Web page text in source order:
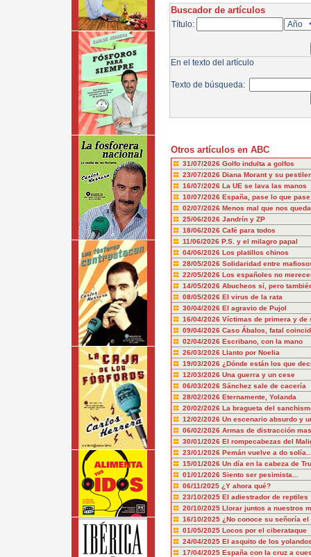
Buscador de artículos
Título:
En el texto del artículo
Texto de búsqueda:
Otros artículos en ABC
31/07/2026 Golfo indulta a golfos
23/07/2026 Diana Morant y su
16/07/2026 La UE se lava las manos
10/07/2026 España, pase lo que pase
02/07/2026 Menos mal que nos
25/06/2026 Jandrín y ZP
18/06/2026 Café para todos
11/06/2026 P.S. y el milagro papal
04/06/2026 Los platillos chinos
28/05/2026 Solidaridad entre
22/05/2026 Los españoles no
14/05/2026 Abucheos sí, pero
08/05/2026 El virus de la rata
30/04/2026 El agravio de Pujol
16/04/2026 Víctimas de primera y de
09/04/2026 Caso Ábalos, fatal
02/04/2026 Escribano, con la mano
26/03/2026 Llanto por Noelia
19/03/2026 ¿Dónde están los que
12/03/2026 Una guerra y un cese
06/03/2026 Sánchez sale de cacería
28/02/2026 Eternamente, Yolanda
20/02/2026 La bragueta del
12/02/2026 Un escenario absurdo y
06/02/2026 Armas de distracción
30/01/2026 El rompecabezas del
23/01/2026 Pemán vuelve a do
15/01/2026 Un día en la cabeza de
01/01/2026 Siento ser pesimista...
06/11/2025 ¿Y ahora qué?
23/10/2025 El adiestrador de reptiles
20/10/2025 Llorar juntos a nuestros
16/10/2025 ¿No conoce su señoría
01/05/2025 Locos por el ciberataque
24/04/2025 El asquito de los
17/04/2025 España con la cruz a